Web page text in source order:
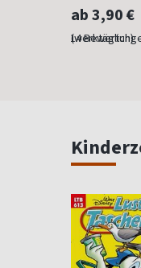
ab 3,90 €
(werktäglich)